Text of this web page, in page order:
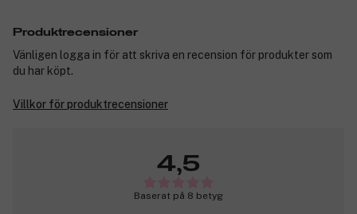
Produktrecensioner
Vänligen logga in för att skriva en recension för produkter som
du har köpt.
Villkor för produktrecensioner
4,5
Baserat på 8 betyg